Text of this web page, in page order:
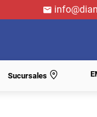
Sucursales